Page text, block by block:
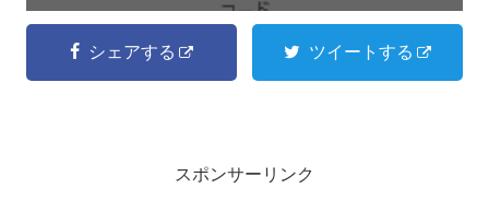
シェアする ツイートする
スポンサーリンク